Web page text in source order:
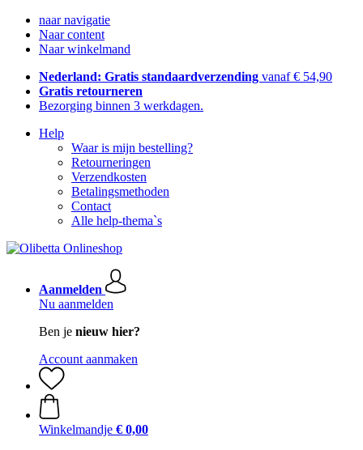
naar navigatie
Naar content
Naar winkelmand
Nederland: Gratis standaardverzending vanaf € 54,90
Gratis retourneren
Bezorging binnen 3 werkdagen.
Help
Waar is mijn bestelling?
Retourneringen
Verzendkosten
Betalingsmethoden
Contact
Alle help-thema`s
Aanmelden
Nu aanmelden
Ben je nieuw hier?
Account aanmaken
Winkelmandje € 0,00